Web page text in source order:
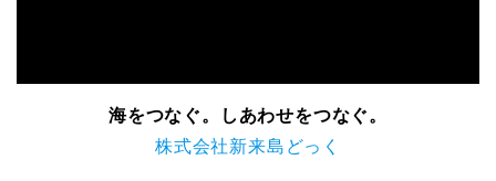
海をつなぐ。しあわせをつなぐ。
株式会社新来島どっく